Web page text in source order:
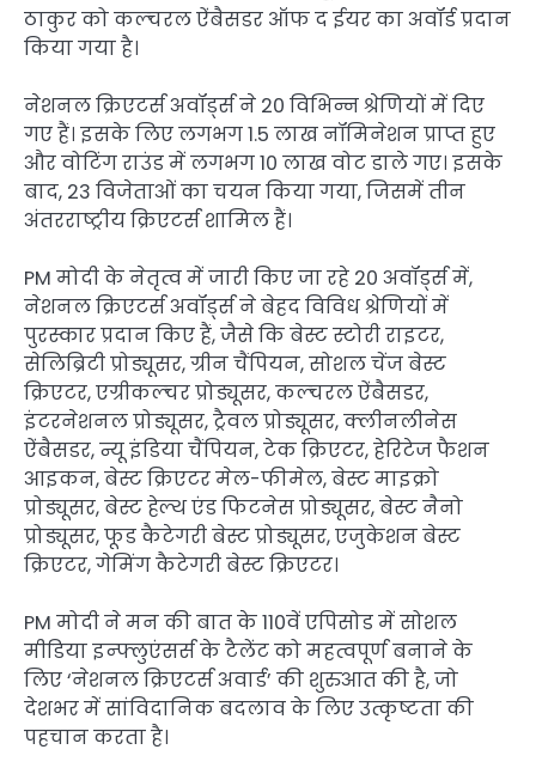
ठाकुर को कल्चरल ऐंबैसडर ऑफ द ईयर का अवॉर्ड प्रदान
किया गया है।
नेशनल क्रिएटर्स अवॉर्ड्स ने 20 विभिन्न श्रेणियों में दिए
गए हैं। इसके लिए लगभग 1.5 लाख नॉमिनेशन प्राप्त हुए
और वोटिंग राउंड में लगभग 10 लाख वोट डाले गए। इसके
बाद, 23 विजेताओं का चयन किया गया, जिसमें तीन
अंतरराष्ट्रीय क्रिएटर्स शामिल हैं।
PM मोदी के नेतृत्व में जारी किए जा रहे 20 अवॉर्ड्स में,
नेशनल क्रिएटर्स अवॉर्ड्स ने बेहद विविध श्रेणियों में
पुरस्कार प्रदान किए हैं, जैसे कि बेस्ट स्टोरी राइटर,
सेलिब्रिटी प्रोड्यूसर, ग्रीन चैंपियन, सोशल चेंज बेस्ट
क्रिएटर, एग्रीकल्चर प्रोड्यूसर, कल्चरल ऐंबैसडर,
इंटरनेशनल प्रोड्यूसर, ट्रैवल प्रोड्यूसर, क्लीनलीनेस
ऐंबैसडर, न्यू इंडिया चैंपियन, टेक क्रिएटर, हेरिटेज फैशन
आइकन, बेस्ट क्रिएटर मेल-फीमेल, बेस्ट माइक्रो
प्रोड्यूसर, बेस्ट हेल्थ एंड फिटनेस प्रोड्यूसर, बेस्ट नैनो
प्रोड्यूसर, फूड कैटेगरी बेस्ट प्रोड्यूसर, एजुकेशन बेस्ट
क्रिएटर, गेमिंग कैटेगरी बेस्ट क्रिएटर।
PM मोदी ने मन की बात के 110वें एपिसोड में सोशल
मीडिया इन्फ्लुएंसर्स के टैलेंट को महत्वपूर्ण बनाने के
लिए ‘नेशनल क्रिएटर्स अवार्ड’ की शुरुआत की है, जो
देशभर में सांविदानिक बदलाव के लिए उत्कृष्टता की
पहचान करता है।